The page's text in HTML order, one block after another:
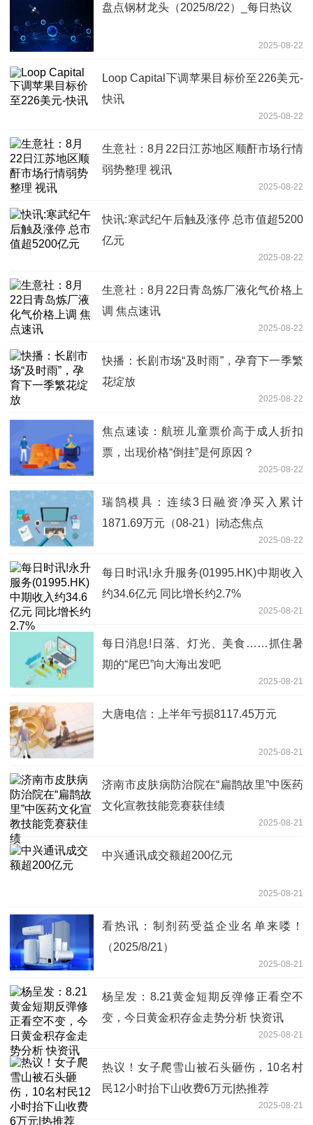
盘点钢材龙头（2025/8/22）_每日热议
2025-08-22
Loop Capital下调苹果目标价至226美元-
快讯
2025-08-22
生意社：8月22日江苏地区顺酐市场行情
弱势整理 视讯
2025-08-22
快讯:寒武纪午后触及涨停 总市值超5200
亿元
2025-08-22
生意社：8月22日青岛炼厂液化气价格上
调 焦点速讯
2025-08-22
快播：长剧市场“及时雨”，孕育下一季繁
花绽放
2025-08-22
焦点速读：航班儿童票价高于成人折扣
票，出现价格“倒挂”是何原因？
2025-08-22
瑞鹄模具：连续3日融资净买入累计
1871.69万元（08-21）|动态焦点
2025-08-22
每日时讯!永升服务(01995.HK)中期收入
约34.6亿元 同比增长约2.7%
2025-08-21
每日消息!日落、灯光、美食……抓住暑
期的“尾巴”向大海出发吧
2025-08-21
大唐电信：上半年亏损8117.45万元
2025-08-21
济南市皮肤病防治院在“扁鹊故里”中医药
文化宣教技能竞赛获佳绩
2025-08-21
中兴通讯成交额超200亿元
2025-08-21
看热讯：制剂药受益企业名单来喽！
（2025/8/21）
2025-08-21
杨呈发：8.21黄金短期反弹修正看空不
变，今日黄金积存金走势分析 快资讯
2025-08-21
热议！女子爬雪山被石头砸伤，10名村
民12小时抬下山收费6万元|热推荐
2025-08-21